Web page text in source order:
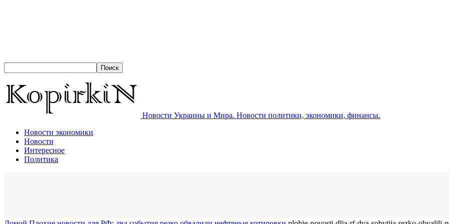
Новости Украины и Мира. Новости политики, экономики, финансы.
Новости экономики
Новости
Интересное
Политика